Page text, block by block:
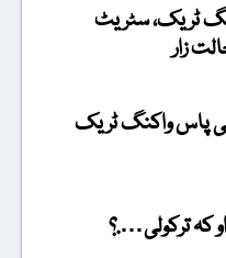
ٹریک، سٹریٹ
زار
پاس واکنگ ٹریک
کہ ترکولی….؟